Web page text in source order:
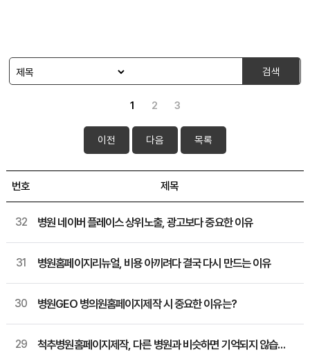
검색
1 2 3
이전 다음 목록
번호 제목
32 병원 네이버 플레이스 상위노출, 광고보다 중요한 이유
31 병원홈페이지리뉴얼, 비용 아끼려다 결국 다시 만드는 이유
30 병원GEO 병의원홈페이지제작 시 중요한 이유는?
29 척추병원홈페이지제작, 다른 병원과 비슷하면 기억되지 않습니다